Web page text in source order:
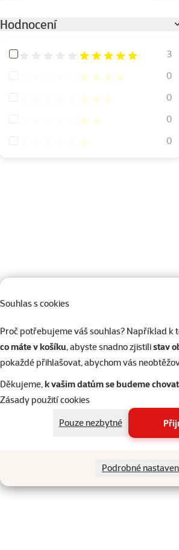
Souhlas s cookies
Proč potřebujeme váš souhlas? Například k
co máte v košíku, abyste snadno zjistilistav
pokaždé přihlašovat, abychom vás
Děkujeme,k vašim datům se budeme
Zásady použití cookies
Pouze nezbytné
Podrobné
Hodnocení
Hodnocení 100%
3
Hodnocení 80%
0
Hodnocení 60%
0
Hodnocení 40%
0
Hodnocení 20%
0